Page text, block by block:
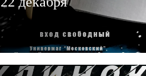
ЧИТАТЬ